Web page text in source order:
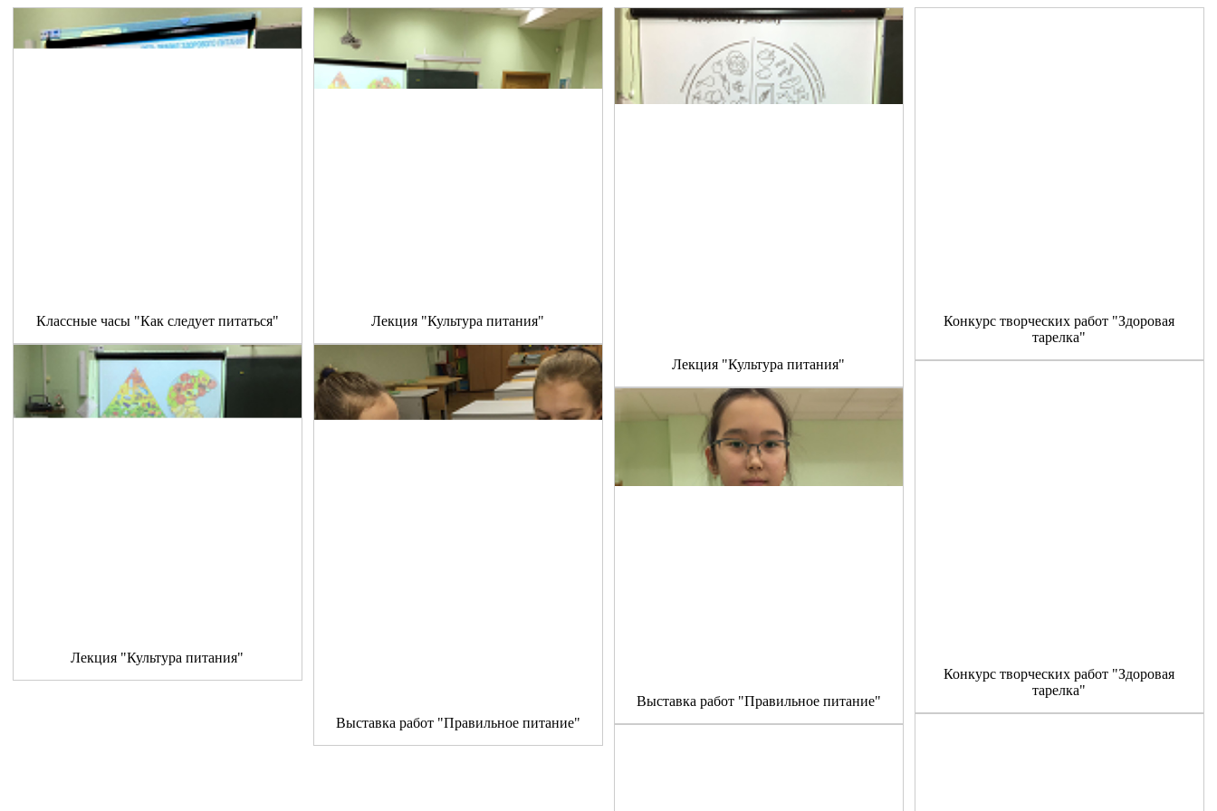
Классные часы "Как следует питаться"
Лекция "Культура питания"
Лекция "Культура питания"
Выставка работ "Правильное питание"
Лекция "Культура питания"
Выставка работ "Правильное питание"
Конкурс творческих работ "Здоровая
тарелка"
Конкурс творческих работ "Здоровая
тарелка"